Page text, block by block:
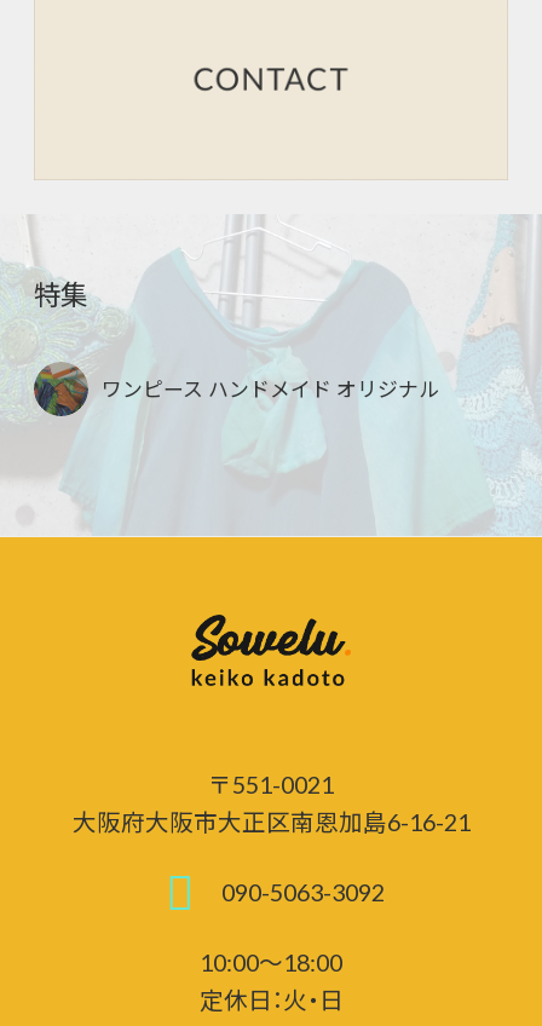
特集
ワンピース ハンドメイド オリジナル
〒551-0021
大阪府大阪市大正区南恩加島6-16-21
090-5063-3092
10:00～18:00
定休日：火・日